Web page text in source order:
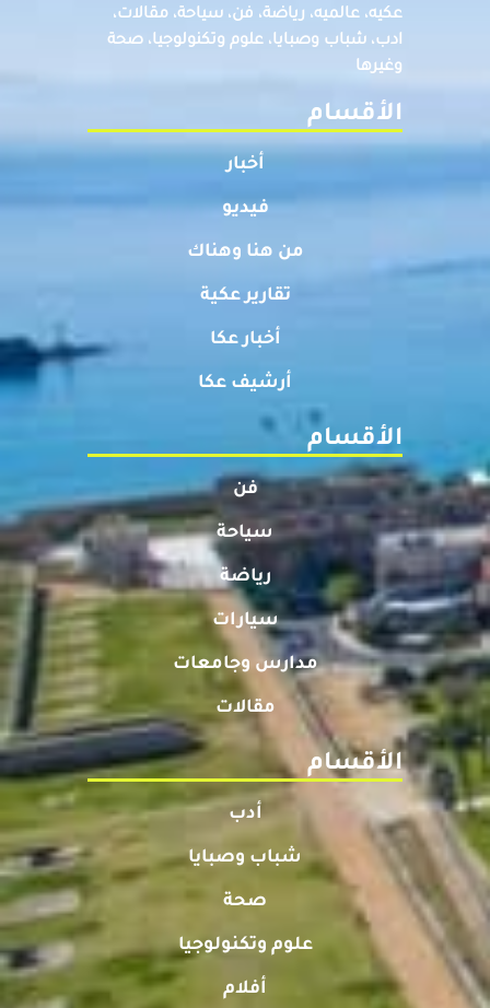
عكيه، عالميه، رياضة، فن، سياحة، مقالات،
ادب، شباب وصبايا، علوم وتكنولوجيا، صحة
وغيرها
الأقسام
أخبار
فيديو
من هنا وهناك
تقارير عكية
أخبار عكا
أرشيف عكا
الأقسام
فن
سياحة
رياضة
سيارات
مدارس وجامعات
مقالات
الأقسام
أدب
شباب وصبايا
صحة
علوم وتكنولوجيا
أفلام